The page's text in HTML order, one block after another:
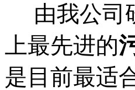
由我公司
上最先进的
是目前最适